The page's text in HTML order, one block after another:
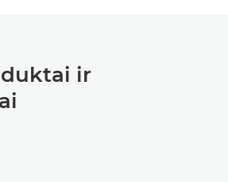
ir